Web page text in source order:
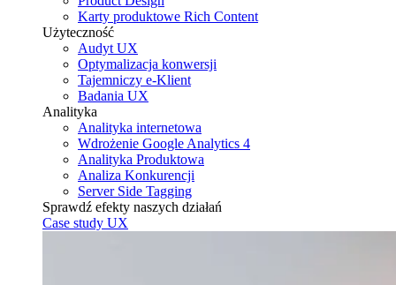
Karty produktowe Rich Content
Użyteczność
Audyt UX
Optymalizacja konwersji
Tajemniczy e-Klient
Badania UX
Analityka
Analityka internetowa
Wdrożenie Google Analytics 4
Analityka Produktowa
Analiza Konkurencji
Server Side Tagging
Sprawdź efekty naszych działań
Case study UX